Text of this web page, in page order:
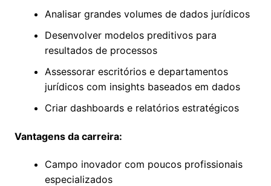
Analisar grandes volumes de dados jurídicos
Desenvolver modelos preditivos para
resultados de processos
Assessorar escritórios e departamentos
jurídicos com insights baseados em dados
Criar dashboards e relatórios estratégicos
Vantagens da carreira:
Campo inovador com poucos profissionais
especializados